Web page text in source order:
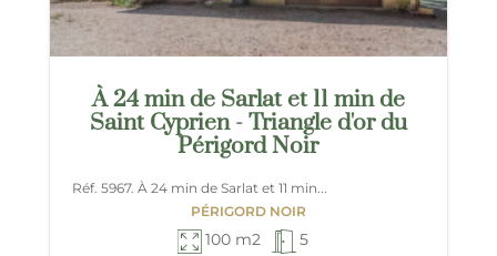
À 24 min de Sarlat et 11 min de
Saint Cyprien - Triangle d'or du
Périgord Noir
Réf. 5967. À 24 min de Sarlat et 11 min...
PÉRIGORD NOIR
100 m2 5